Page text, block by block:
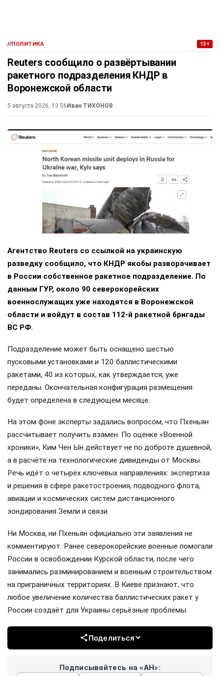
//ПОЛИТИКА 13+
Reuters сообщило о развёртывании
ракетного подразделения КНДР в
Воронежской области
5 августа 2026, 13:56 Иван ТИХОНОВ
Агентство Reuters со ссылкой на украинскую
разведку сообщило, что КНДР якобы разворачивает
в России собственное ракетное подразделение. По
данным ГУР, около 90 северокорейских
военнослужащих уже находятся в Воронежской
области и войдут в состав 112-й ракетной бригады
ВС РФ.
Подразделение может быть оснащено шестью
пусковыми установками и 120 баллистическими
ракетами, 40 из которых, как утверждается, уже
переданы. Окончательная конфигурация размещения
будет определена в следующем месяце.
На этом фоне эксперты задались вопросом, что Пхеньян
рассчитывает получить взамен. По оценке «Военной
хроники», Ким Чен Ын действует не по доброте душевной,
а в расчёте на технологические дивиденды от Москвы.
Речь идёт о четырёх ключевых направлениях: экспертиза
и решения в сфере ракетостроения, подводного флота,
авиации и космических систем дистанционного
зондирования Земли и связи.
Ни Москва, ни Пхеньян официально эти заявления не
комментируют. Ранее северокорейские военные помогали
России в освобождении Курской области, после чего
занимались разминированием и военным строительством
на приграничных территориях. В Киеве признают, что
любое увеличение количества баллистических ракет у
России создаёт для Украины серьёзные проблемы.
Поделиться
Подписывайтесь на «АН»: